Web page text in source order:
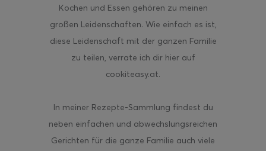
Kochen und Essen gehören zu meinen
großen Leidenschaften. Wie einfach es ist,
diese Leidenschaft mit der ganzen Familie
zu teilen, verrate ich dir hier auf
cookiteasy.at.
In meiner Rezepte-Sammlung findest du
neben einfachen und abwechslungsreichen
Gerichten für die ganze Familie auch viele